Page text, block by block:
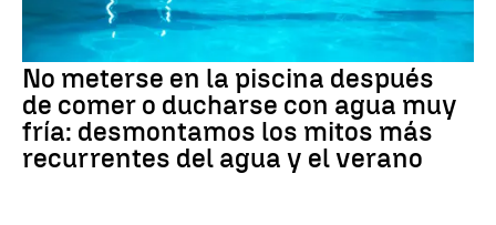
No meterse en la piscina después
de comer o ducharse con agua muy
fría: desmontamos los mitos más
recurrentes del agua y el verano